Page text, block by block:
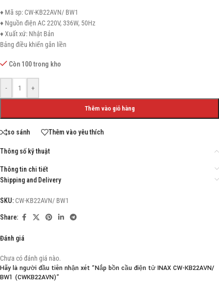
♦ Mã sp: CW-KB22AVN/ BW1
♦ Nguồn điện AC 220V, 336W, 50Hz
♦ Xuất xứ: Nhật Bản
Bảng điều khiển gắn liền
Còn 100 trong kho
- +
Thêm vào giỏ hàng
so sánh Thêm vào yêu thích
Thông số kỹ thuật
Thông tin chi tiết
Shipping and Delivery
SKU: CW-KB22AVN/ BW1
Share:
Đánh giá
Chưa có đánh giá nào.
Hãy là người đầu tiên nhận xét “Nắp bồn cầu điện tử INAX CW-KB22AVN/
BW1 (CWKB22AVN)”